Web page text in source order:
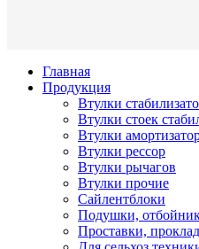
Главная
Продукция
Втулки
Втулки стоек
Втулки
Втулки рессор
Втулки рычагов
Втулки прочие
Сайлентблоки
Подушки,
Проставки,